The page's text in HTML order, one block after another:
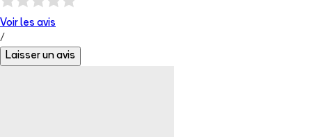
Voir les avis
/
Laisser un avis